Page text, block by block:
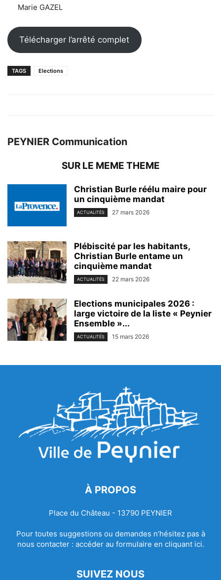
Marie GAZEL
Télécharger l’arrêté complet
TAGS Elections
PEYNIER Communication
SUR LE MEME THEME
Christian Burle réélu maire pour
un cinquième mandat
ACTUALITÉS 27 mars 2026
Plébiscité par les habitants,
Christian Burle entame un
cinquième mandat
ACTUALITÉS 22 mars 2026
Elections municipales 2026 :
large victoire de la liste « Peynier
Ensemble »...
ACTUALITÉS 15 mars 2026
À PROPOS
Place du Château - 13790 PEYNIER
Pour toutes suggestions ou demandes n’hésitez pas à
nous contacter : accéder au formulaire en cliquant ici.
SUIVEZ NOUS